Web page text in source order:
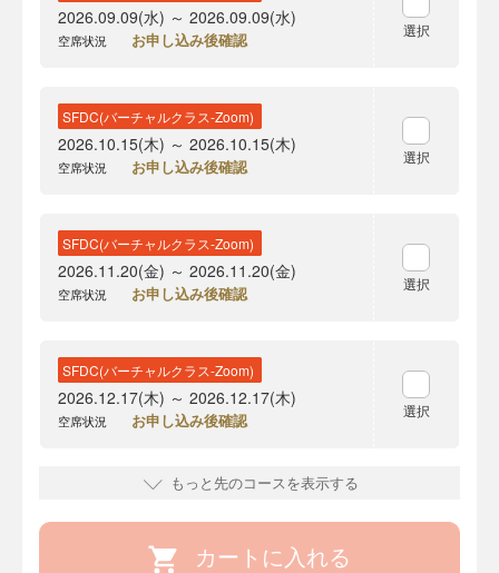
2026.09.09(水) ～ 2026.09.09(水)
空席状況 お申し込み後確認 選択
SFDC(バーチャルクラス-Zoom)
2026.10.15(木) ～ 2026.10.15(木)
空席状況 お申し込み後確認 選択
SFDC(バーチャルクラス-Zoom)
2026.11.20(金) ～ 2026.11.20(金)
空席状況 お申し込み後確認 選択
SFDC(バーチャルクラス-Zoom)
2026.12.17(木) ～ 2026.12.17(木)
空席状況 お申し込み後確認 選択
もっと先のコースを表示する
カートに入れる